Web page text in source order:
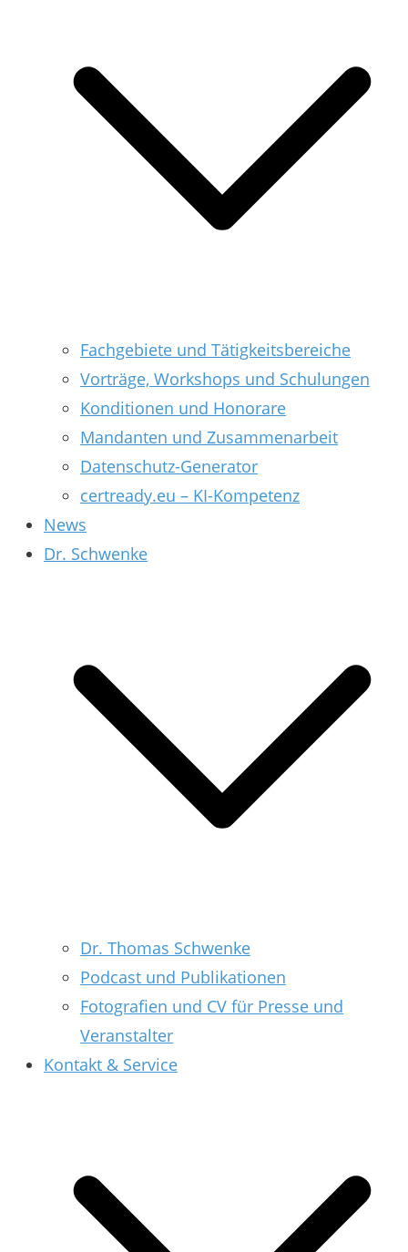
Fachgebiete und Tätigkeitsbereiche
Vorträge, Workshops und Schulungen
Konditionen und Honorare
Mandanten und Zusammenarbeit
Datenschutz-Generator
certready.eu – KI-Kompetenz
News
Dr. Schwenke
Dr. Thomas Schwenke
Podcast und Publikationen
Fotografien und CV für Presse und
Veranstalter
Kontakt & Service